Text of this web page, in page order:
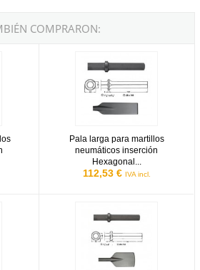
COMPRARON:
Pala larga para martillos
neumáticos inserción
Hexagonal...
112,53 € IVA incl.